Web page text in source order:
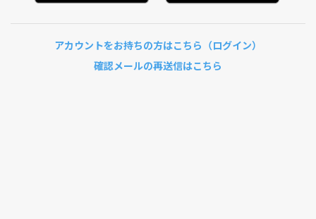
アカウントをお持ちの方はこちら（ログイン）
確認メールの再送信はこちら